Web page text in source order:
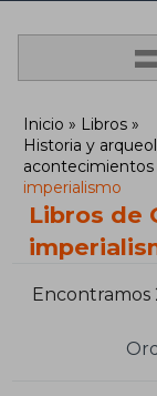
=
Inicio
Libros
Historia y
imperialismo
Libros de
Encontramos